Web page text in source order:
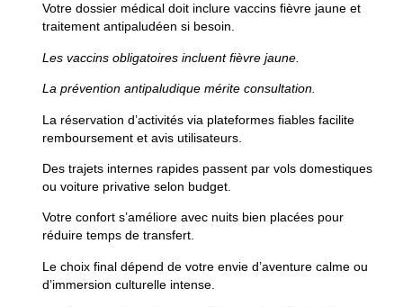
Votre dossier médical doit inclure vaccins fièvre jaune et
traitement antipaludéen si besoin.
Les vaccins obligatoires incluent fièvre jaune.
La prévention antipaludique mérite consultation.
La réservation d’activités via plateformes fiables facilite
remboursement et avis utilisateurs.
Des trajets internes rapides passent par vols domestiques
ou voiture privative selon budget.
Votre confort s’améliore avec nuits bien placées pour
réduire temps de transfert.
Le choix final dépend de votre envie d’aventure calme ou
d’immersion culturelle intense.